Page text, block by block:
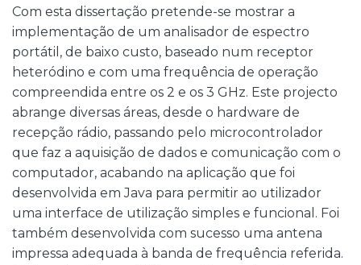
Com esta dissertação pretende-se mostrar a
implementação de um analisador de espectro
portátil, de baixo custo, baseado num receptor
heteródino e com uma frequência de operação
compreendida entre os 2 e os 3 GHz. Este projecto
abrange diversas áreas, desde o hardware de
recepção rádio, passando pelo microcontrolador
que faz a aquisição de dados e comunicação com o
computador, acabando na aplicação que foi
desenvolvida em Java para permitir ao utilizador
uma interface de utilização simples e funcional. Foi
também desenvolvida com sucesso uma antena
impressa adequada à banda de frequência referida.